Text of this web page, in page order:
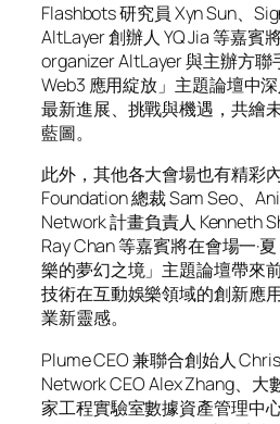
Flashbots 研究員 Xyn Sun、
AltLayer 創辦人 YQ Jia 等嘉賓
organizer AltLayer 與主辦方聯
Web3 應用綻放」主題論壇中
最新進展、挑戰與機遇，共繪
藍圖。
此外，其他各大會場也有精彩
Foundation 總裁 Sam Seo、
Network 計畫負責人 Kenneth
Ray Chan 等嘉賓將在會場一·
樂的夢幻之境」主題論壇帶來
技術在互動娛樂領域的創新應
業新靈感。
Plume CEO 兼聯合創始人
Network CEO Alex Zhang、大
家工程實驗室數據資產管理中